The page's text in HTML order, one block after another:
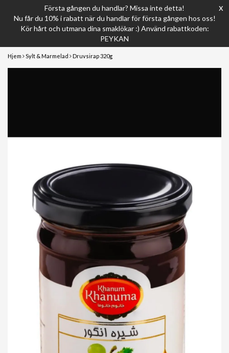
x
Första gången du handlar? Missa inte detta!
Nu får du 10% i rabatt när du handlar för första gången hos oss!
Kör hårt och utmana dina smaklökar :) Använd rabattkoden:
PEYKAN
Hjem Sylt & Marmelad Druvsirap 320g